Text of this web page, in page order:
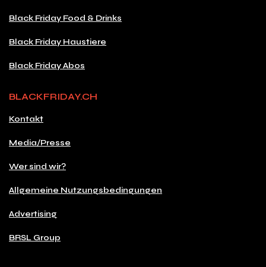
Black Friday Food & Drinks
Black Friday Haustiere
Black Friday Abos
BLACKFRIDAY.CH
Kontakt
Media/Presse
Wer sind wir?
Allgemeine Nutzungsbedingungen
Advertising
BRSL Group